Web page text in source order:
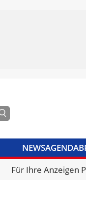
NEWSAGENDA
BIBLIOTHEK
Für Ihre Anzeigen